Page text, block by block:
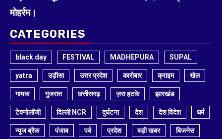
मोहर्रम।
CATEGORIES
black day FESTIVAL MADHEPURA SUPAL
yatra उड़ीसा उत्तर प्रदेश कारोबार क्राइम खेल
गायक गुजरात छत्तीसगढ़ ज़रा हटके झारखंड
टेक्नोलॉजी दिल्ली NCR दुर्घटना देश देश विदेश धर्म
न्यूज ब्रैक पंजाब पर्व प्रदेश बड़ी खबर बिजनेस